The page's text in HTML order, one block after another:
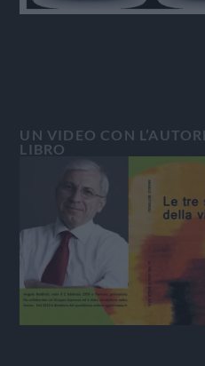
UN VIDEO CON
LIBRO